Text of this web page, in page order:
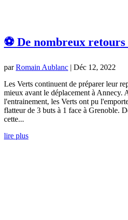
⚽ De nombreux
parRomain Aublanc | Déc 12, 2022
Les Verts continuent de préparer leur
mieux avant le déplacement à Annecy.
l'entrainement, les Verts ont pu
flatteur de 3 buts à 1 face à Grenoble.
cette...
lire plus